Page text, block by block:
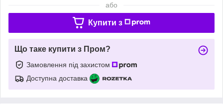
або
Купити з
Що таке купити з Пром?
Замовлення під захистом
Доступна доставка